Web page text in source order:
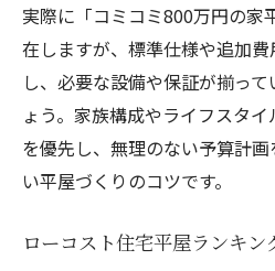
実際に「コミコミ800万円の家
在しますが、標準仕様や追加
し、必要な設備や保証が揃っ
ょう。家族構成やライフスタ
を優先し、無理のない予算計
い平屋づくりのコツです。
ローコスト住宅平屋ランキン